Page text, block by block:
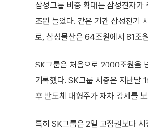
삼성그룹 비중 확대는 삼성전자
조원 늘었다. 같은 기간 삼성전기
로, 삼성물산은 64조원에서 81조
SK그룹은 처음으로 2000조원을
기록했다. SK그룹 시총은 지난달
후 반도체 대형주가 재차 강세를
특히 SK그룹은 2일 고점권보다